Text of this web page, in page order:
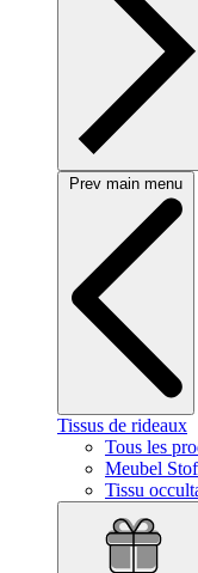
Prev main menu
Tissus de rideaux
Tous les
Meubel
Tissu